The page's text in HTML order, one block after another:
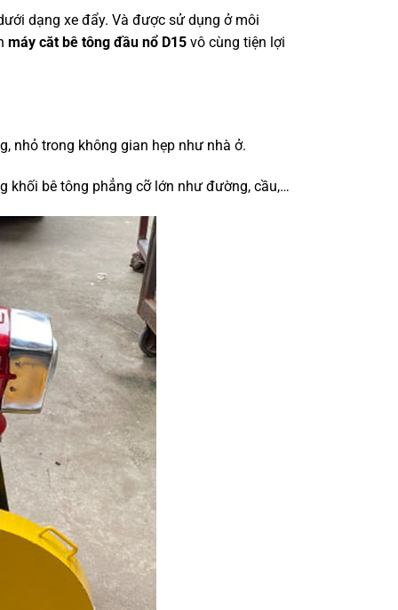
dạng xe đẩy. Và được sử dụng ở môi
máy căt bê tông đầu nổ D15 vô cùng tiện lợi
nhỏ trong không gian hẹp như nhà ở.
khối bê tông phẳng cỡ lớn như đường, cầu,…